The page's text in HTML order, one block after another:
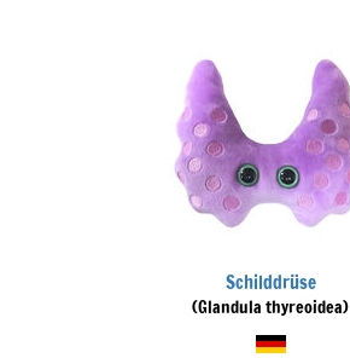
Schilddrüse
(Glandula thyreoidea)